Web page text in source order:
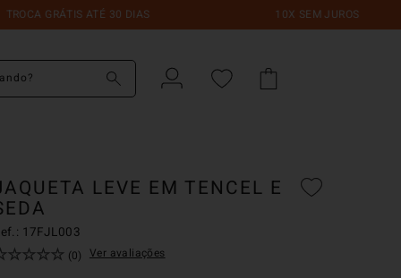
GRÁTIS ATÉ 30 DIAS 10X SEM JUROS
LEVE EM TENCEL E
17FJL003
☆☆☆☆ (0) Ver avaliações